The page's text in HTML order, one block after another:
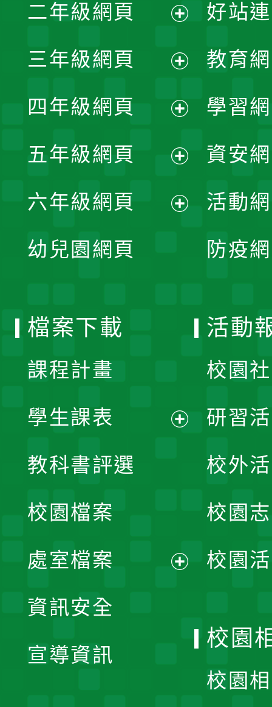
開
選
單
二年級網頁
開
選
單
三年級網頁
開
選
單
四年級網頁
開
選
五年級網頁
開
六年級網頁
幼兒園網頁
好站
教育
學習
資安
活動
防疫
檔案下載
課程計畫
學生課表
單
教科書評選
校園檔案
處室檔案
資訊安全
宣導資訊
活動
校園
研習
校外
校園
校園
校園
校園